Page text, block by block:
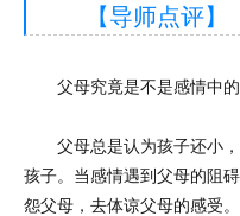
【导师点评】
父母究竟是不是感情中的
父母总是认为孩子还小，
孩子。当感情遇到父母的阻
怨父母，去体谅父母的感受。